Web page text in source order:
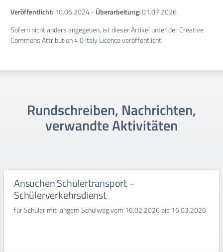
Veröffentlicht:10.06.2024-Überarbeitung:01.07.2026
Sofern nicht anders angegeben, ist dieser Artikel unter der Creative
Commons Attribution 4.0 Italy Licence veröffentlicht.
Rundschreiben, Nachrichten,
verwandte Aktivitäten
Ansuchen Schülertransport –
Schülerverkehrsdienst
für Schüler mit langem Schulweg vom 16.02.2026 bis 16.03.2026